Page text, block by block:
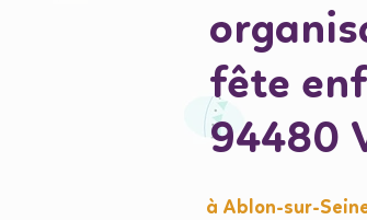
fête
94480
à Ablon-sur-